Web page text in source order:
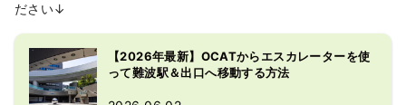
ださい↓
【2026年最新】OCATからエスカレーターを使
って難波駅＆出口へ移動する方法